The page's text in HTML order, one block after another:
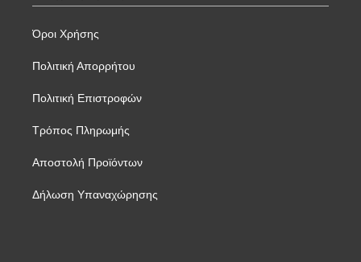
Όροι Χρήσης
Πολιτική Απορρήτου
Πολιτική Επιστροφών
Τρόπος Πληρωμής
Αποστολή Προϊόντων
Δήλωση Υπαναχώρησης